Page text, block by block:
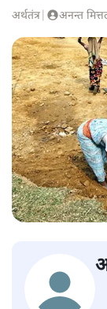
अर्थतंत्र अनन्त